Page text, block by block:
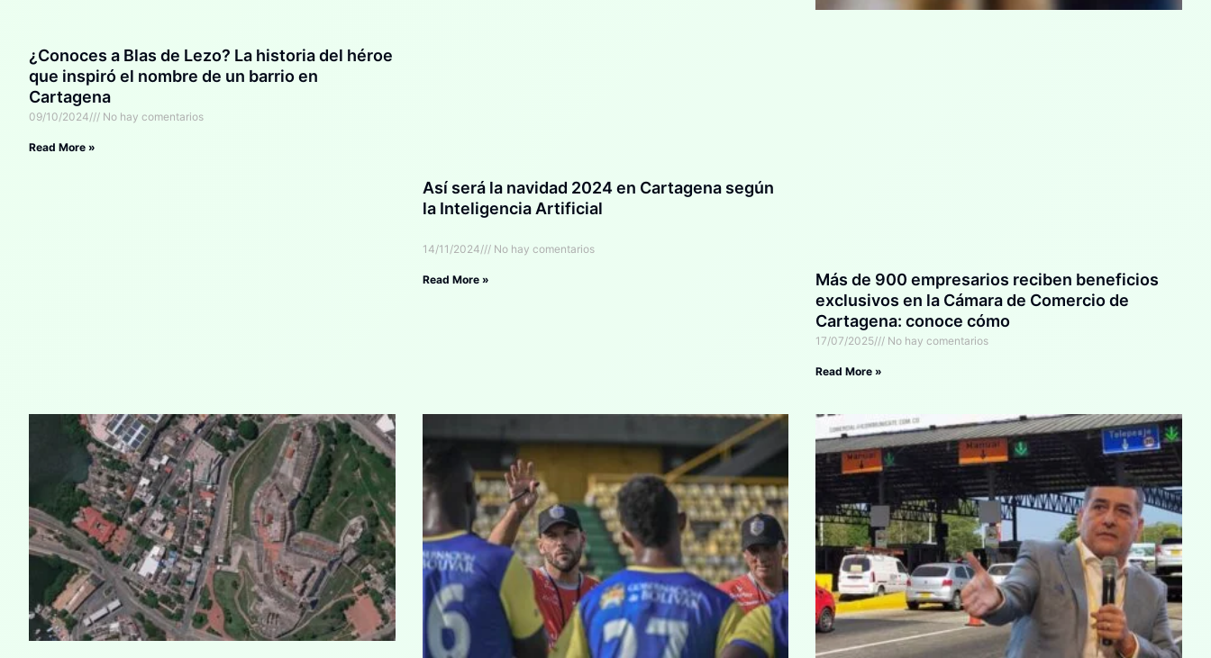
¿Conoces a Blas de Lezo? La historia del héroe
que inspiró el nombre de un barrio en
Cartagena
09/10/2024 No hay comentarios
Read More »
Así será la navidad 2024 en Cartagena según
la Inteligencia Artificial
14/11/2024 No hay comentarios
Read More »
Más de 900 empresarios reciben beneficios
exclusivos en la Cámara de Comercio de
Cartagena: conoce cómo
17/07/2025 No hay comentarios
Read More »